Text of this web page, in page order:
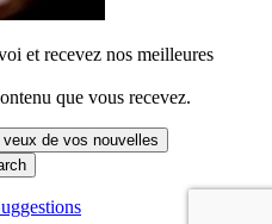
et recevez nos meilleures
que vous recevez.